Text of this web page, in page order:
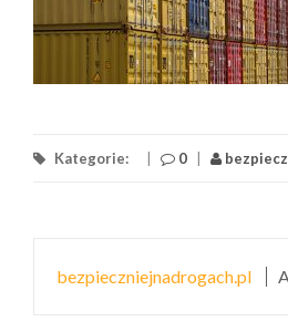
Kategorie: 0
bezpieczniejnadrogach.pl